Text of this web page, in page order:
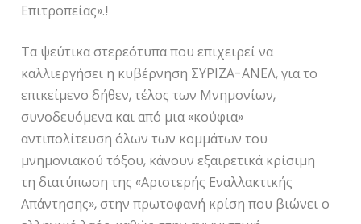
Επιτροπείας».!
Τα ψεύτικα στερεότυπα που επιχειρεί να
καλλιεργήσει η κυβέρνηση ΣΥΡΙΖΑ-ΑΝΕΛ, για το
επικείμενο δήθεν, τέλος των Μνημονίων,
συνοδευόμενα και από μια «κούφια»
αντιπολίτευση όλων των κομμάτων του
μνημονιακού τόξου, κάνουν εξαιρετικά κρίσιμη
τη διατύπωση της «Αριστερής Εναλλακτικής
Απάντησης», στην πρωτοφανή κρίση που βιώνει ο